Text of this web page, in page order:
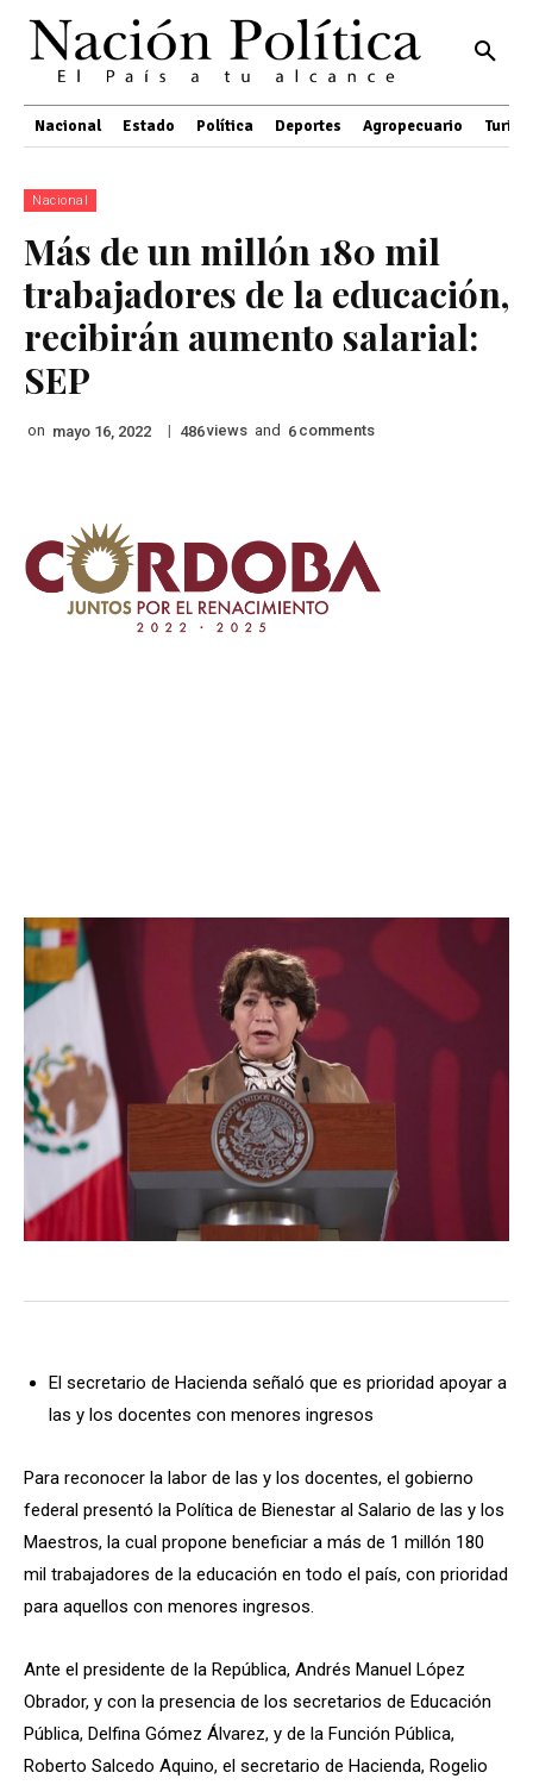
Nacional Estado Política Deportes Agropecuario
Nacional
Más de un millón 180 mil
trabajadores de la educación,
recibirán aumento salarial:
SEP
on mayo 16, 2022 | 486views and 6 comments
El secretario de Hacienda señaló que es prioridad apoyar a
las y los docentes con menores ingresos
Para reconocer la labor de las y los docentes, el gobierno
federal presentó la Política de Bienestar al Salario de las y los
Maestros, la cual propone beneficiar a más de 1 millón 180
mil trabajadores de la educación en todo el país, con prioridad
para aquellos con menores ingresos.
Ante el presidente de la República, Andrés Manuel López
Obrador, y con la presencia de los secretarios de Educación
Pública, Delfina Gómez Álvarez, y de la Función Pública,
Roberto Salcedo Aquino, el secretario de Hacienda, Rogelio